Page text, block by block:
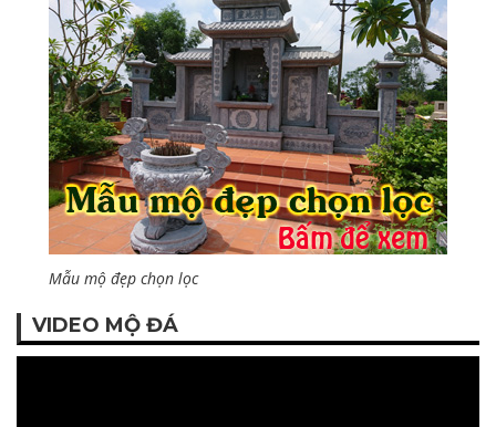
Mẫu mộ đẹp chọn lọc
VIDEO MỘ ĐÁ